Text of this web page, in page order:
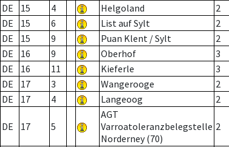
DE
15 4 Helgoland 2
DE
15 6 List auf Sylt 2
DE
15 9 Puan Klent / Sylt 2
DE
16 9 Oberhof 3
DE
16 11 Kieferle 3
DE
17 3 Wangerooge 2
DE
17 4 Langeoog 2
DE 17 5
AGT
Varroatoleranzbelegstelle
Norderney (70)
2